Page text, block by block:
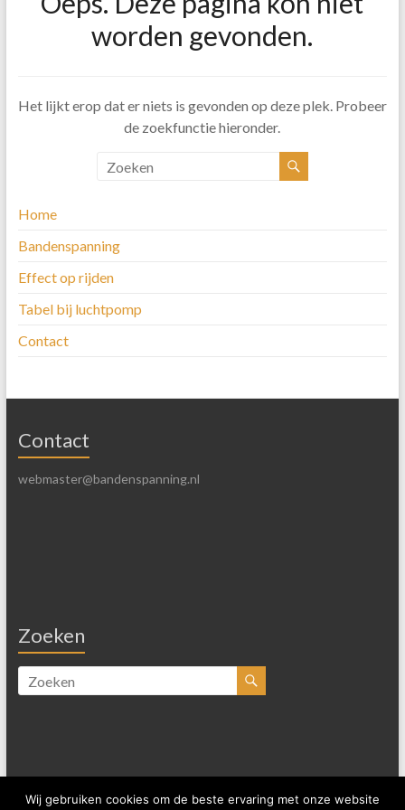
worden gevonden.
Het lijkt erop dat er niets is gevonden op deze plek. Probeer
de zoekfunctie hieronder.
Home
Bandenspanning
Effect op rijden
Tabel bij luchtpomp
Contact
Contact
webmaster@bandenspanning.nl
Zoeken
Wij gebruiken cookies om de beste ervaring met onze website